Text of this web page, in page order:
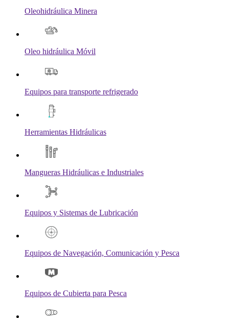
Oleohidráulica Minera
Oleo hidráulica Móvil
Equipos para transporte refrigerado
Herramientas Hidráulicas
Mangueras Hidráulicas e Industriales
Equipos y Sistemas de Lubricación
Equipos de Navegación, Comunicación y Pesca
Equipos de Cubierta para Pesca